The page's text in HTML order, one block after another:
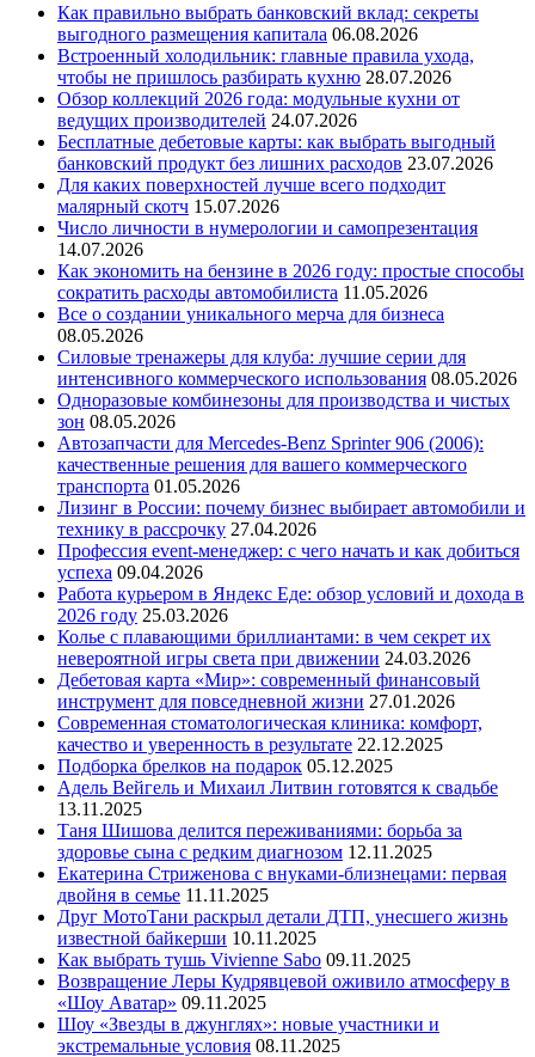
Как правильно выбрать банковский вклад: секреты
выгодного размещения капитала 06.08.2026
Встроенный холодильник: главные правила ухода,
чтобы не пришлось разбирать кухню 28.07.2026
Обзор коллекций 2026 года: модульные кухни от
ведущих производителей 24.07.2026
Бесплатные дебетовые карты: как выбрать выгодный
банковский продукт без лишних расходов 23.07.2026
Для каких поверхностей лучше всего подходит
малярный скотч 15.07.2026
Число личности в нумерологии и самопрезентация
14.07.2026
Как экономить на бензине в 2026 году: простые способы
сократить расходы автомобилиста 11.05.2026
Все о создании уникального мерча для бизнеса
08.05.2026
Силовые тренажеры для клуба: лучшие серии для
интенсивного коммерческого использования 08.05.2026
Одноразовые комбинезоны для производства и чистых
зон 08.05.2026
Автозапчасти для Mercedes-Benz Sprinter 906 (2006):
качественные решения для вашего коммерческого
транспорта 01.05.2026
Лизинг в России: почему бизнес выбирает автомобили и
технику в рассрочку 27.04.2026
Профессия event-менеджер: с чего начать и как добиться
успеха 09.04.2026
Работа курьером в Яндекс Еде: обзор условий и дохода в
2026 году 25.03.2026
Колье с плавающими бриллиантами: в чем секрет их
невероятной игры света при движении 24.03.2026
Дебетовая карта «Мир»: современный финансовый
инструмент для повседневной жизни 27.01.2026
Современная стоматологическая клиника: комфорт,
качество и уверенность в результате 22.12.2025
Подборка брелков на подарок 05.12.2025
Адель Вейгель и Михаил Литвин готовятся к свадьбе
13.11.2025
Таня Шишова делится переживаниями: борьба за
здоровье сына с редким диагнозом 12.11.2025
Екатерина Стриженова с внуками-близнецами: первая
двойня в семье 11.11.2025
Друг МотоТани раскрыл детали ДТП, унесшего жизнь
известной байкерши 10.11.2025
Как выбрать тушь Vivienne Sabo 09.11.2025
Возвращение Леры Кудрявцевой оживило атмосферу в
«Шоу Аватар» 09.11.2025
Шоу «Звезды в джунглях»: новые участники и
экстремальные условия 08.11.2025